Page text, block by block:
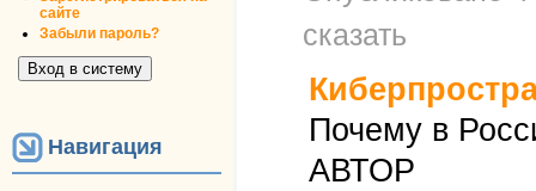
сайте
Забыли пароль?
Навигация
сказать
Почему в
АВТОР